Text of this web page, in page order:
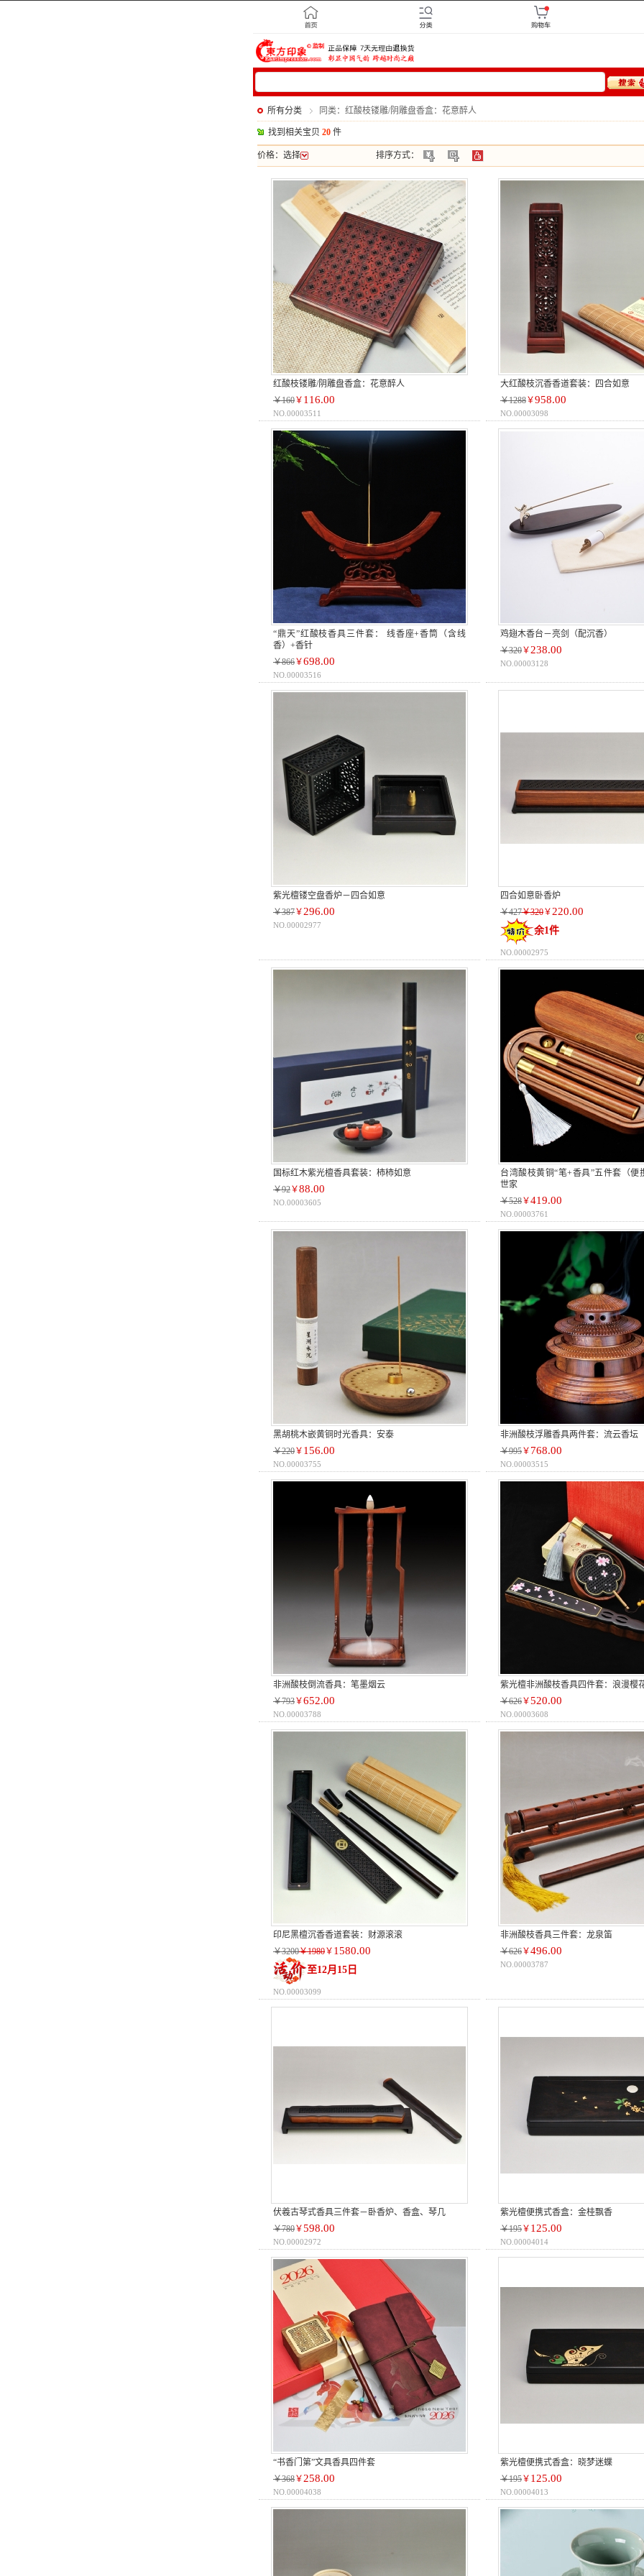
所有分类 同类：红酸枝镂雕/阴雕盘香盒：花意醉人
找到相关宝贝 20 件
价格： 选择 排序方式：
红酸枝镂雕/阴雕盘香盒：花意醉人
￥160￥ 116.00
NO.00003511
大红酸枝沉香香道套装：四合如意
￥1288￥958.00
NO.00003098
“鼎天”红酸枝香具三件套： 线香座+香筒（含线
香）+香针
￥866￥698.00
NO.00003516
鸡翅木香台－亮剑（配沉香）
￥320￥ 238.00
NO.00003128
紫光檀镂空盘香炉－四合如意
￥387￥ 296.00
NO.00002977
四合如意卧香炉
￥427￥320￥ 220.00
余1件
NO.00002975
国标红木紫光檀香具套装：柿柿如意
￥92￥88.00
NO.00003605
台湾酸枝黄铜“笔+香具”五件套（便
世家
￥528￥419.00
NO.00003761
黑胡桃木嵌黄铜时光香具：安泰
￥220￥ 156.00
NO.00003755
非洲酸枝浮雕香具两件套：流云香坛
￥995￥ 768.00
NO.00003515
非洲酸枝倒流香具：笔墨烟云
￥793￥652.00
NO.00003788
紫光檀非洲酸枝香具四件套：浪漫樱
￥626￥520.00
NO.00003608
印尼黑檀沉香香道套装：财源滚滚
￥3200￥1980￥ 1580.00
至12月15日
NO.00003099
非洲酸枝香具三件套：龙泉笛
￥626￥496.00
NO.00003787
伏羲古琴式香具三件套－卧香炉、香盒、琴几
￥780￥598.00
NO.00002972
紫光檀便携式香盒：金桂飘香
￥195￥ 125.00
NO.00004014
“书香门第”文具香具四件套
￥368￥ 258.00
NO.00004038
紫光檀便携式香盒：晓梦迷蝶
￥195￥ 125.00
NO.00004013